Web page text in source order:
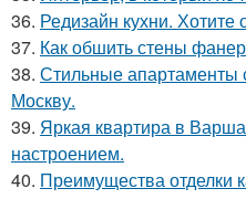
36. Редизайн кухни. Хотите
37. Как обшить стены
38. Стильные
Москву.
39. Яркая квартира в
настроением.
40. Преимущества отделки